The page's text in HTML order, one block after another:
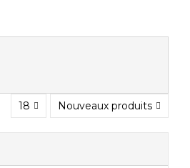
18 Nouveaux produits